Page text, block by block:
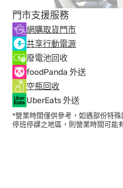
門市支援服務
網購取貨門市
共享行動電源
廢電池回收
foodPanda 外送
空瓶回收
UberEats 外送
*營業時間僅供參考，如遇部份特
停班停課之地區，則營業時間可能